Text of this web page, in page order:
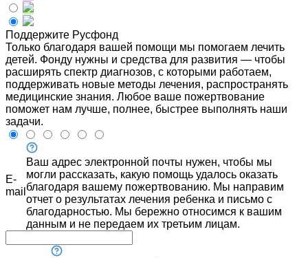
Поддержите Русфонд
Только благодаря вашей помощи мы помогаем лечить
детей. Фонду нужны и средства для развития — чтобы
расширять спектр диагнозов, с которыми работаем,
поддерживать новые методы лечения, распространять
медицинские знания. Любое ваше пожертвование
поможет нам лучше, полнее, быстрее выполнять наши
задачи.
E-
mail
Ваш адрес электронной почты нужен, чтобы мы
могли рассказать, какую помощь удалось оказать
благодаря вашему пожертвованию. Мы направим
отчет о результатах лечения ребенка и письмо с
благодарностью. Мы бережно относимся к вашим
данным и не передаем их третьим лицам.